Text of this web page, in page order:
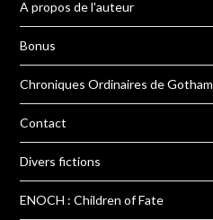
A propos de l'auteur
Bonus
Chroniques Ordinaires de Gotham
Contact
Divers fictions
ENOCH : Children of Fate